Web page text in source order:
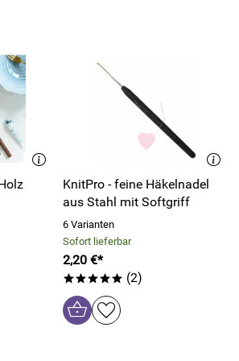
Europe GmbH , Zweifaller Str.
Deutschland, https://www.prym.com/
KnitPro - feine Häkelnadel
aus Stahl mit Softgriff
6 Varianten
Sofort lieferbar
2,20 €*
***** (2)